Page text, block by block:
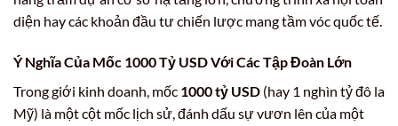
diện hay các khoản đầu tư chiến lược mang tầm vóc quốc tế.
Ý Nghĩa Của Mốc 1000 Tỷ USDVới Các Tập Đoàn Lớn
Trong giới kinh doanh, mốc 1000 tỷ USD (hay 1 nghìn tỷ đô la
Mỹ) là một cột mốc lịch sử, đánh dấu sự vươn lên của một